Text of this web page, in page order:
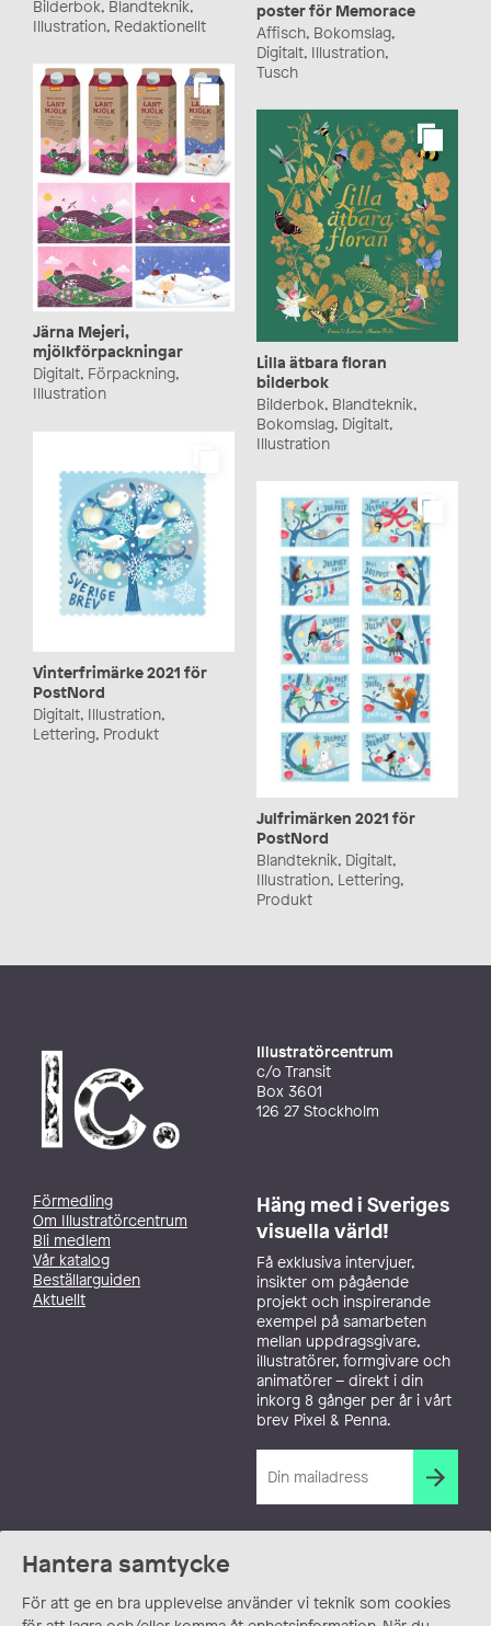
Hantera samtycke
För att ge en bra upplevelse använder vi teknik som cookies
poster för Memorace
Affisch, Bokomslag,
Digitalt, Illustration,
Tusch
Bilderbok, Blandteknik,
Illustration, Redaktionellt
Järna Mejeri,
mjölkförpackningar
Digitalt, Förpackning,
Illustration
Lilla ätbara floran
bilderbok
Bilderbok, Blandteknik,
Bokomslag, Digitalt,
Illustration
Vinterfrimärke 2021 för
PostNord
Digitalt, Illustration,
Lettering, Produkt
Julfrimärken 2021 för
PostNord
Blandteknik, Digitalt,
Illustration, Lettering,
Produkt
Illustratörcentrum
c/o Transit
Box 3601
126 27 Stockholm
Förmedling
Om Illustratörcentrum
Bli medlem
Vår katalog
Beställarguiden
Aktuellt
Häng med i Sveriges
visuella värld!
Få exklusiva intervjuer,
insikter om pågående
projekt och inspirerande
exempel på samarbeten
mellan uppdragsgivare,
illustratörer, formgivare och
animatörer – direkt i din
inkorg 8 gånger per år i vårt
brev Pixel & Penna.